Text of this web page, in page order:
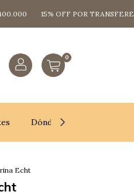
15% OFF POR TRANSFERENCIA
0
Dónde encontrarnos
Echt